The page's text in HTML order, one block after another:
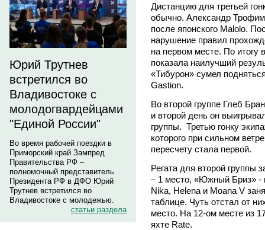
Юрий Трутнев
встретился во
Владивостоке с
молодогвардейцами
"Единой России"
Во время рабочей поездки в
Приморский край Зампред
Правительства РФ –
полномочный представитель
Президента РФ в ДФО Юрий
Трутнев встретился во
Владивостоке с молодежью.
статьи раздела
Дистанцию для третьей
обычно. Александр
после японского Malolo.
нарушение правил
на первом месте. По итогу
показала наилучший
«Тибурон» сумел
Gastion.
Во второй группе Глеб
и второй день он
группы. Третью гонку
которого при сильном
пересчету стала первой.
Регата для второй
– 1 место, «Южный Бриз» -
Nika, Helena и Moana V
таблице. Чуть отстал от
место. На 12-ом месте из
яхте Rate.